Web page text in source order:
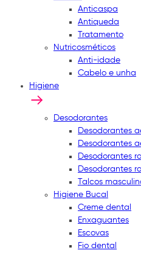
Anticaspa
Antiqueda
Tratamento
Nutricosméticos
Anti-idade
Cabelo e unha
Higiene
Desodorantes
Desodorantes
Desodorantes
Desodorantes
Desodorantes
Talcos
Higiene Bucal
Creme dental
Enxaguantes
Escovas
Fio dental